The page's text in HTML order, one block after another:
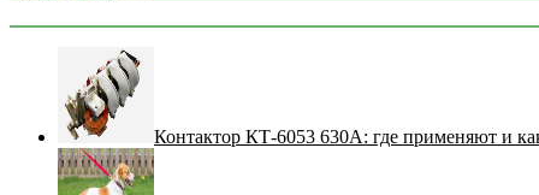
Контактор КТ-6053 630А: где применяют и